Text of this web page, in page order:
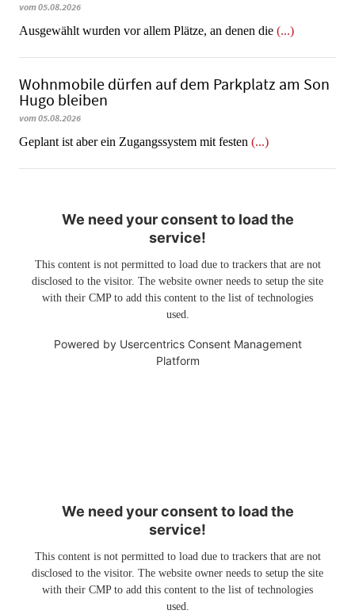
vom 05.08.2026
Ausgewählt wurden vor allem Plätze, an denen die (...)
Wohnmobile dürfen auf dem Parkplatz am Son
Hugo bleiben
vom 05.08.2026
Geplant ist aber ein Zugangssystem mit festen (...)
We need your consent to load the
service!
This content is not permitted to load due to trackers that are not
disclosed to the visitor. The website owner needs to setup the site
with their CMP to add this content to the list of technologies
used.
Powered by Usercentrics Consent Management
Platform
We need your consent to load the
service!
This content is not permitted to load due to trackers that are not
disclosed to the visitor. The website owner needs to setup the site
with their CMP to add this content to the list of technologies
used.